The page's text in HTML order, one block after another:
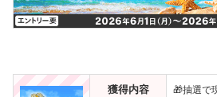
獲得内容 🎁抽選で